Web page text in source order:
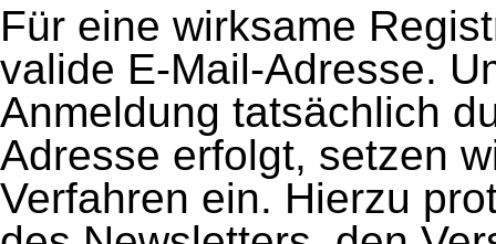
Für eine wirksame
valide E-Mail-Adresse.
Anmeldung tatsächlich
Adresse erfolgt, setzen
Verfahren ein. Hierzu